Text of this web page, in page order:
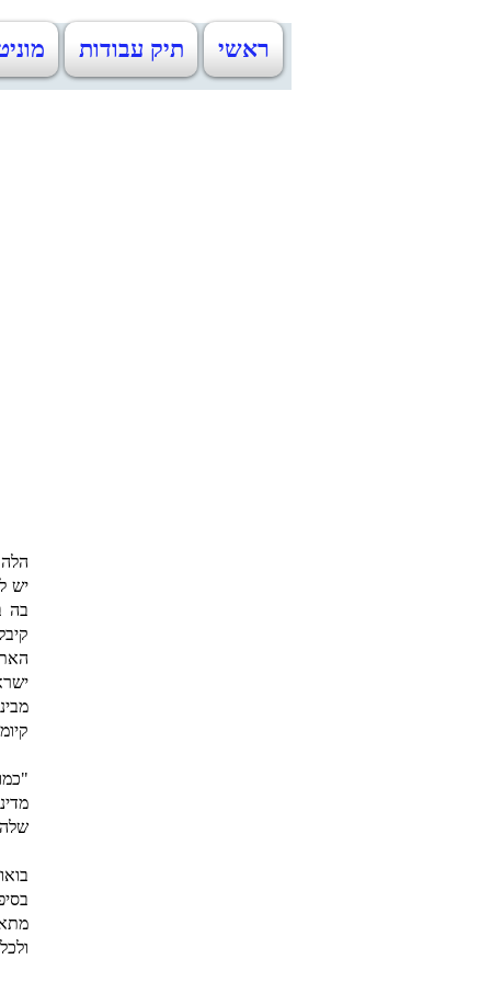
ראשי תיק עבודות
יש
בה
קיומה